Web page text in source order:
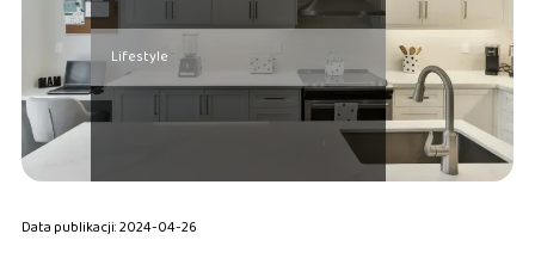
Lifestyle
Data publikacji: 2024-04-26